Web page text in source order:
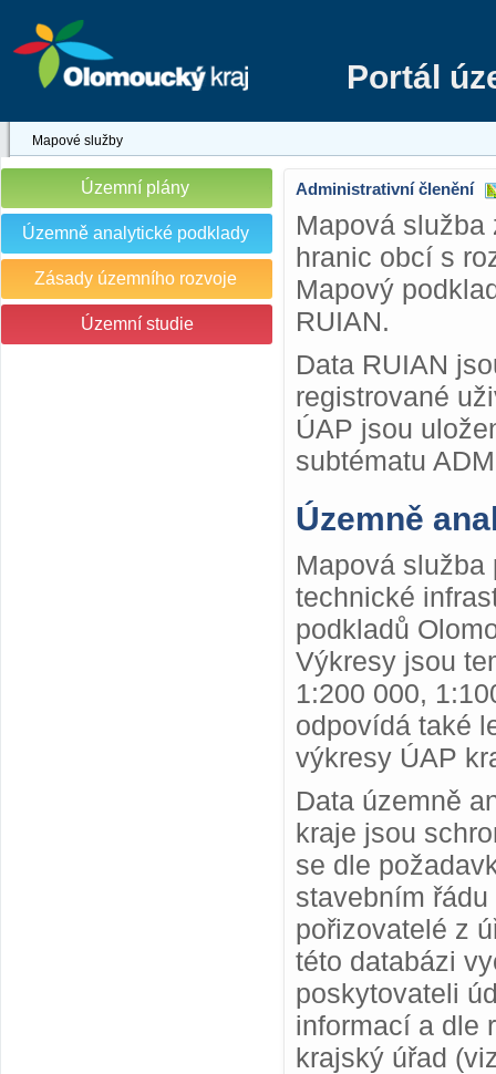
Portál
Mapové služby
Územní plány
Územně analytické podklady
Zásady územního rozvoje
Územní studie
Administrativní členění
Mapová
hranic obcí s
Mapový
RUIAN.
Data RUIAN
registrované
ÚAP jsou
subtématu
Územně
Mapová
technické
podkladů
Výkresy jsou
1:200 000,
odpovídá také
výkresy ÚAP
Data územně
kraje jsou
se dle
stavebním
pořizovatelé z
této databázi
poskytovateli
informací a dle
krajský úřad